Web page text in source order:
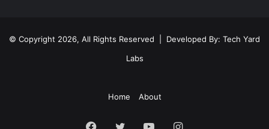
© Copyright 2026, All Rights Reserved | Developed By: Tech Yard
Labs
Home About
Facebook
Twitter YouTubeInstagram